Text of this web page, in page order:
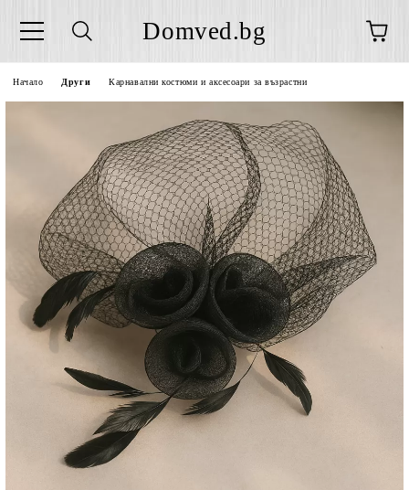
Domved.bg
Начало Други Карнавални костюми и аксесоари за възрастни